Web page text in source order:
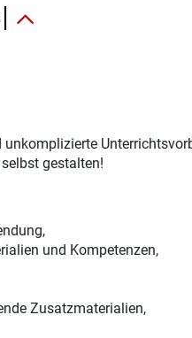
gestalten!
und Kompetenzen,
Zusatzmaterialien,